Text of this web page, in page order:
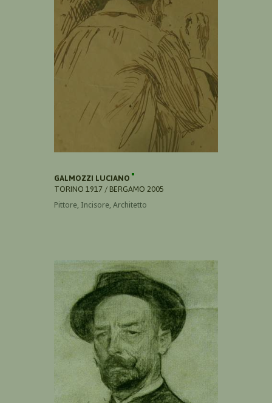
GALMOZZI LUCIANO
TORINO 1917 / BERGAMO 2005
Pittore, Incisore, Architetto